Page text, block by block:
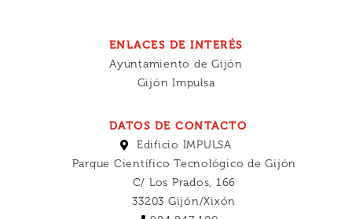
ENLACES DE INTERÉS
Ayuntamiento de Gijón
Gijón Impulsa
DATOS DE CONTACTO
Edificio IMPULSA
Parque Científico Tecnológico de Gijón
C/ Los Prados, 166
33203 Gijón/Xixón